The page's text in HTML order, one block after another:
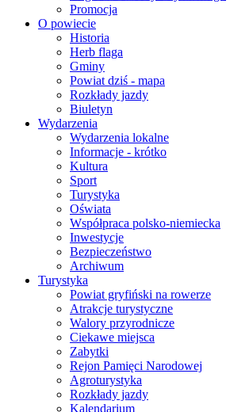
Promocja
O powiecie
Historia
Herb flaga
Gminy
Powiat dziś - mapa
Rozkłady jazdy
Biuletyn
Wydarzenia
Wydarzenia lokalne
Informacje - krótko
Kultura
Sport
Turystyka
Oświata
Współpraca polsko-niemiecka
Inwestycje
Bezpieczeństwo
Archiwum
Turystyka
Powiat gryfiński na rowerze
Atrakcje turystyczne
Walory przyrodnicze
Ciekawe miejsca
Zabytki
Rejon Pamięci Narodowej
Agroturystyka
Rozkłady jazdy
Kalendarium